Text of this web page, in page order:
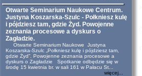
Otwarte Seminarium Naukowe Centrum.
Justyna Koszarska-Szulc - Połkniesz kulę
i pójdziesz tam, gdzie Żyd. Powojenne
zeznania procesowe a dyskurs o
Zagładzie.
Otwarte Seminarium Naukowe Justyna
Koszarska-Szulc „Połkniesz kulę i pójdziesz tam,
gdzie Żyd”. Powojenne zeznania procesowe a
dyskurs o Zagładzie Spotkanie odbędzie się w
środę 15 kwietnia br. w sali 161 w Pałacu St...
więcej...